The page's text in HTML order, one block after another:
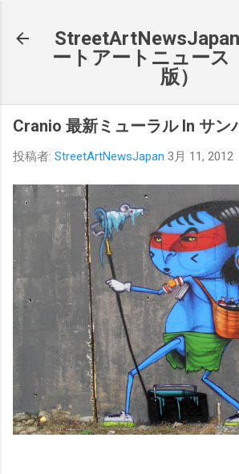
ートアートニュース
版）
Cranio 最新ミューラル In サン
投稿者: StreetArtNewsJapan 3月 11, 2012